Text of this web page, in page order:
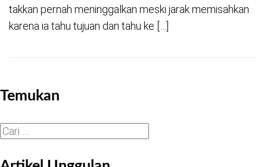
takkan pernah meninggalkan meski jarak memisahkan
karena ia tahu tujuan dan tahu ke […]
Temukan
Cari